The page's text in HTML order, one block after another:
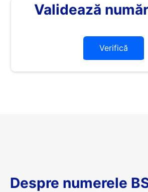
Validează
Verifică
Despre numerele